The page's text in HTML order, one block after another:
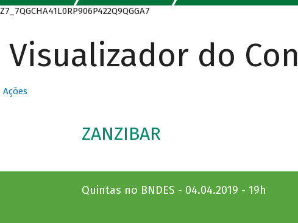
Z7_7QGCHA41L0RP906P422Q9QGGA7
Visualizador do
Ações
ZANZIBAR
Quintas no BNDES - 04.04.2019 - 19h